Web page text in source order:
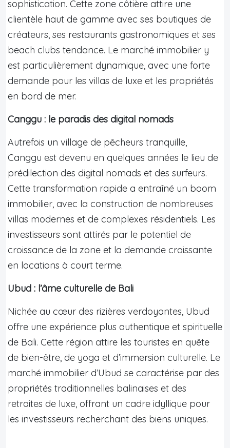
sophistication. Cette zone côtière attire une
clientèle haut de gamme avec ses boutiques de
créateurs, ses restaurants gastronomiques et ses
beach clubs tendance. Le marché immobilier y
est particulièrement dynamique, avec une forte
demande pour les villas de luxe et les propriétés
en bord de mer.
Canggu : le paradis des digital nomads
Autrefois un village de pêcheurs tranquille,
Canggu est devenu en quelques années le lieu de
prédilection des digital nomads et des surfeurs.
Cette transformation rapide a entraîné un boom
immobilier, avec la construction de nombreuses
villas modernes et de complexes résidentiels. Les
investisseurs sont attirés par le potentiel de
croissance de la zone et la demande croissante
en locations à court terme.
Ubud : l’âme culturelle de Bali
Nichée au cœur des rizières verdoyantes, Ubud
offre une expérience plus authentique et spirituelle
de Bali. Cette région attire les touristes en quête
de bien-être, de yoga et d’immersion culturelle. Le
marché immobilier d’Ubud se caractérise par des
propriétés traditionnelles balinaises et des
retraites de luxe, offrant un cadre idyllique pour
les investisseurs recherchant des biens uniques.